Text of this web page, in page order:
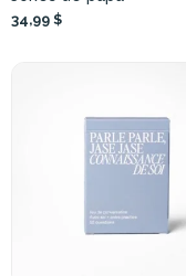
34,99 $